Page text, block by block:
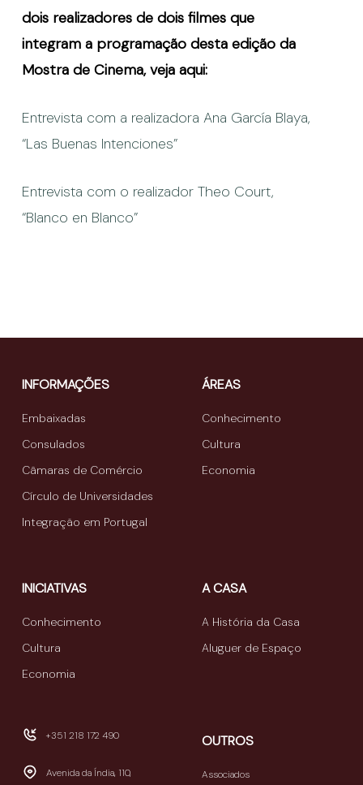
dois realizadores de dois filmes que
integram a programação desta edição da
Mostra de Cinema, veja aqui:
Entrevista com a realizadora Ana García Blaya,
“Las Buenas Intenciones”
Entrevista com o realizador Theo Court,
“Blanco en Blanco”
INFORMAÇÕES
Embaixadas
Consulados
Câmaras de Comércio
Círculo de Universidades
Integração em Portugal
ÁREAS
Conhecimento
Cultura
Economia
INICIATIVAS
Conhecimento
Cultura
Economia
A CASA
A História da Casa
Aluguer de Espaço
+351 218 172 490
Avenida da Índia, 110,
OUTROS
Associados